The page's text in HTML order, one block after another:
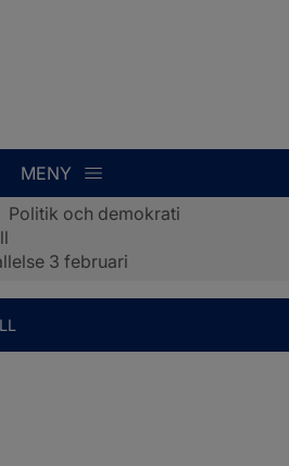
MENY
Politik och demokrati
3 februari